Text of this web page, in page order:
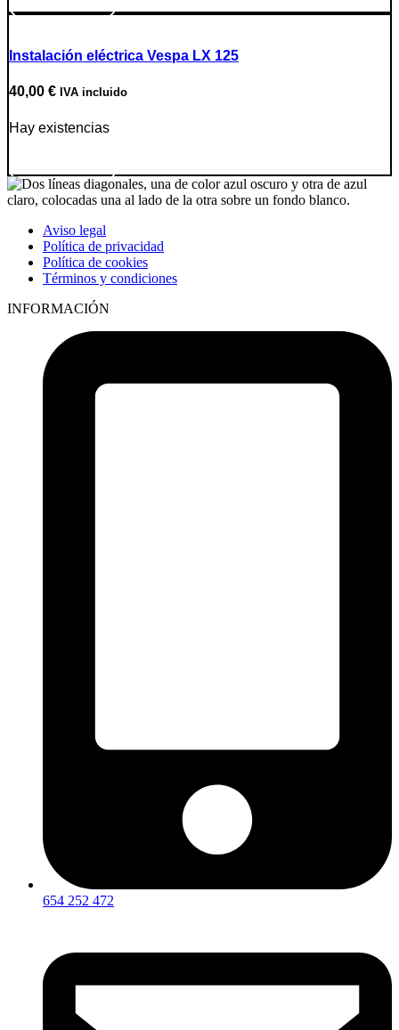
Instalación eléctrica Vespa LX 125
40,00 € IVA incluido
Hay existencias
Aviso legal
Política de privacidad
Política de cookies
Términos y condiciones
INFORMACIÓN
654 252 472